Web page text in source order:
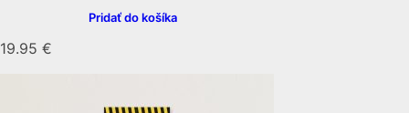
19.95 €
Pridať do košíka